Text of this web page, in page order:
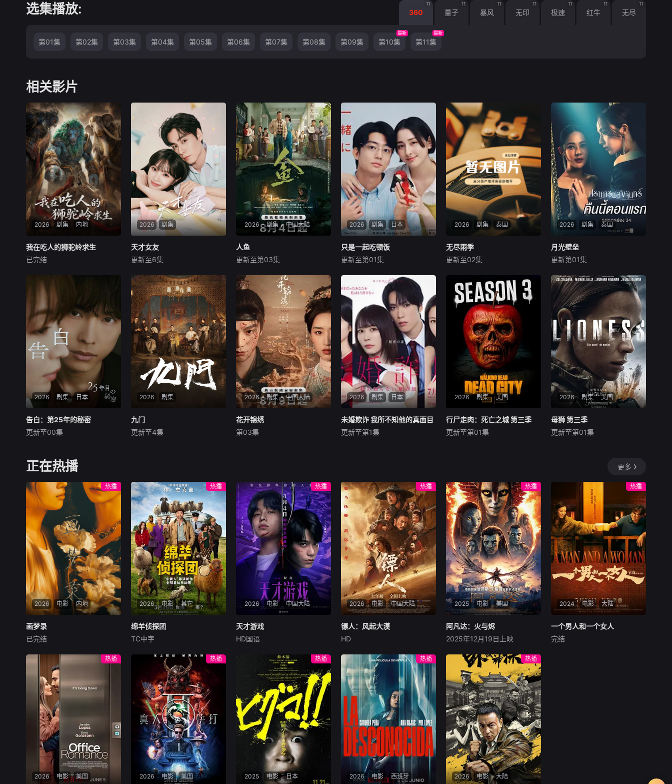
选集播放: 360
11
量子
11
暴风
11
无印
11
极速
11
红牛
11
无尽
11
第01集 第02集 第03集 第04集 第05集 第06集 第07集 第08集 第09集 第10集
最新
第11集
最新
相关影片
2026 剧集 内地
我在吃人的狮驼岭求生
未知
被裁现代职员陈默穿越成狮驼
岭小妖，为在吃人地狱存活，
当发现阿禾竟是万寿山炼制的
业力容器，他不惜与满天神佛
为敌，在绝境中杀出一条血
路。
我在吃人的狮驼岭求生
已完结
2026 剧集
天才女友
田曦薇
天才少女林知夏性格直接、不
善交际，从小没有好友。考入
省一中后，她因解题比拼与性
格阳光的学霸江逾白相识并成
为同桌。作为社交达人的江逾
白帮林知夏融入集体交到汤婷
婷、段启言、沈负暄、金百慧
等朋友，林知夏为表
天才女友
更新至6集
2026 剧集 中国大陆
人鱼
刘孜 张开泰
就读于职业中学培训部的花季
女生苏琳（黄杨钿甜饰），虽
自小被父母忽视，在艰苦环境
中长大，但她始终刻苦学习，
憧憬未来。为此，苏琳苦练口
语并争取到了英文朗诵剧中小
美人鱼的角色，却不想遭到同
学马娜（段钰饰）的
人鱼
更新至第03集
2026 剧集 日本
只是一起吃顿饭
早见明里
本剧改编自大町テラス同名漫
画，描绘了过着不满足日常生
活的已婚男女以“美味”为契机
相互吸引的爱情故事。 身为料
理讲师的泽田多树，对料理毫
无兴趣、从不夸赞好吃的丈夫
感到空虚。另一方面，杂志编
辑斋藤礼，面对家中持续吃冷
冻食品的日子，以及希望让讨
厌蔬菜的女儿吃上自己亲手做
的料理却得不到妻子理解而感
到焦急。这样一对在饮食方面
得不到满足的已婚男女，通过
工作相遇，一起做饭，一起享
用，彼此填补着内心的空缺。
“只是一起吃顿饭。再进一步
便是地狱——”
只是一起吃顿饭
更新至第01集
2026 剧集 泰国
无尽雨季
缇卡彭·瑞塔阿芘楠
两位女性在这部激烈的家
庭剧中争夺强大的蒂纳拉王朝
领导权。法克法一生都在证明
自己是合法继承人，但当她终
生的敌人帕普瓦特归来夺走一
切时，她的世界开始动摇。帕
帕特利用法克法最亲密的盟友
作为棋子，发动了一
无尽雨季
更新至02集
2026 剧集 泰国
月光壁垒
翁莎功·波拉玛塔功
Jilla的人生在一次采访中
彻底偏离了轨道，她采访的对
象是泰国著名房地产集团继承
人Khae-arun。表面看来，Kh
ae-arun堪称完美：家世显
赫、学历耀眼、事业有成，还
有深爱她的丈夫Nitch
月光壁垒
更新第01集
2026 剧集 日本
告白：第25年的秘密
松村北斗
雪村爽太（松村北斗饰）
自幼因一次相遇，对一名女性
不曾表白，而是在暗中守望，
甚至刻意制造“偶然”接近对
方。随着两人再次产生交集，
他平静的日常开始变得危险而
失控。这份情感究
告白：第25年的秘密
更新至00集
2026 剧集
九门
陈伟霆
九门诸人共赴冒险奇局。一桩
401部队的神秘失踪事件，牵
出百年尘封的惊天秘辛。生死
抉择、兄弟之情、门派担当与
家国大义相互交织。九门众人
用热血和牺牲，守护家园，共
渡难关。
九门
更新至4集
2026 剧集 中国大陆
花开锦绣
丁禹兮
人历经家族与朝廷的重重考
验，与命运抗争，终成传奇良
缘。
花开锦绣
第03集
2026 剧集 日本
未婚欺诈 我所不知他的真面目
北乃绮
藤原树
一对互相尊重、彼此扶持、顺
风顺水的夫妇，然而某天，慎
司隐瞒已婚事实，与妻子以外
的两名女性持续交往的“未婚
欺诈”行为被揭露。 北乃饰演
因无法生育而烦恼、却真心信
任温柔支持自己的丈夫的沙耶
香，藤原则饰演在本职工作之
外还作为评论员频繁媒体曝光
的慎司。
未婚欺诈 我所不知他的真面目
更新至第1集
2026 剧集 美国
行尸走肉：死亡之城 第三季
杰弗里·迪恩·摩根
行尸走肉：死亡之城 第三季
更新至第01集
2026 剧集 美国
母狮 第三季
佐伊·索尔达娜
忧外患愈演愈烈，未知的阴谋
母狮 第三季
更新至第01集
正在热播 更多
2026 电影 内地
热播
画梦录
代露娃
民国的上海滩，身怀绝技的孤
女画师许雁真，意外与身陷危
局的融汇银行总账姜心羽产生
交集。姜心羽遭人陷害，只得
与许雁真结盟，彼时银行欲将
国宝名画低价卖给外国人，许
雁真凭借自身精湛画技仿造名
画、偷天换日。几经波折，两
人联手在各方势力的夹缝间巧
妙周旋，共历险阻，破解重重
困境。
画梦录
已完结
2026 电影 其它
热播
绵羊侦探团
牧羊人乔治（休·杰克曼
饰）最爱给羊群读侦探小说，
没想到自己有一天会离奇死
亡。他留下的3000万巨额遗
产，让每个人貌似都有犯罪动
机。警察毫无头绪之时，羊群
们决定“不务正业”迈出牧场，
追查牧羊人“躺平
绵羊侦探团
TC中字
2026 电影 中国大陆
热播
天才游戏
彭昱畅
穷途末路的天才少年刘全龙
（彭昱畅 饰），被偏执富家公
子陈伦（丁禹兮 饰）选中，被
迫踏入一场为他量身打造的
“换命游戏”。豪华别墅、名车
名表、神秘女友全部备齐，在
陈伦的精心打造下，刘全龙瞬
间拥有顶配人生。
天才游戏
HD国语
2026 电影 中国大陆
热播
镖人：风起大漠
大漠之上，镖人、官府、西域
五大家族等多方势力盘根错
节、暗潮涌动。“天字第二号
逃犯”刀马接下特殊押镖任
务，和同伴一起从西域护镖远
赴长安。不料，他们的护送对
象竟是“天字第一号逃犯”知世
郎……天下熙熙皆为利来，各
方势力闻风入局，抢镖厮杀接
连上演……
镖人：风起大漠
HD
2025 电影 美国
热播
阿凡达：火与烬
萨姆·沃辛顿
佐伊·索尔达娜
影片聚焦杰克·萨利与奈蒂莉一
家的命运起伏，在前作的情感
余波之上，深刻描绘一个家族
在战火中如何成长、并共同守
护血脉相连的情感纽带的历
程，从而将故事推向更具张力
的全新维度。此外，潘多拉的
全新领域也即将揭晓
阿凡达：火与烬
2025年12月19日上映
2024 电影 大陆
热播
一个男人和一个女人
黄渤
一个男人和一个女人
完结
2026 电影 美国
热播
2026 电影 美国
热播
2025 电影 日本
热播
2026 电影 西班牙
热播
2026 电影 大陆
热播